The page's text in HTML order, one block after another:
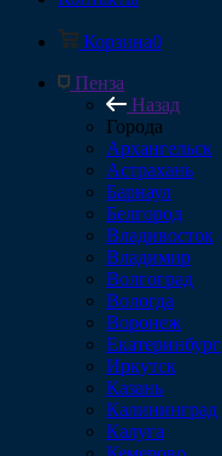
Корзина0
Пенза
Назад
Города
Архангельск
Астрахань
Барнаул
Белгород
Владивосток
Владимир
Волгоград
Вологда
Воронеж
Екатеринбург
Иркутск
Казань
Калининград
Калуга